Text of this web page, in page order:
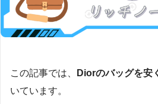
この記事では、 Diorのバッグを安
いています。